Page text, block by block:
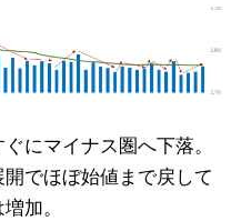
にマイナス圏へ下落。
でほぼ始値まで戻して
加。